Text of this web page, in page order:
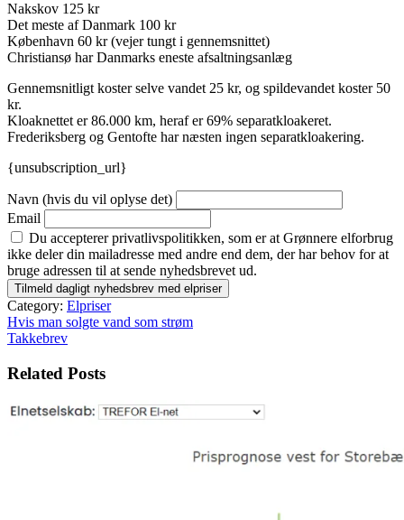
Nakskov 125 kr
Det meste af Danmark 100 kr
København 60 kr (vejer tungt i gennemsnittet)
Christiansø har Danmarks eneste afsaltningsanlæg
Gennemsnitligt koster selve vandet 25 kr, og spildevandet koster 50
kr.
Kloaknettet er 86.000 km, heraf er 69% separatkloakeret.
Frederiksberg og Gentofte har næsten ingen separatkloakering.
{unsubscription_url}
Navn (hvis du vil oplyse det)
Email
Du accepterer privatlivspolitikken, som er at Grønnere elforbrug
ikke deler din mailadresse med andre end dem, der har behov for at
bruge adressen til at sende nyhedsbrevet ud.
Category: Elpriser
Indlægsnavigation
Hvis man solgte vand som strøm
Takkebrev
Related Posts